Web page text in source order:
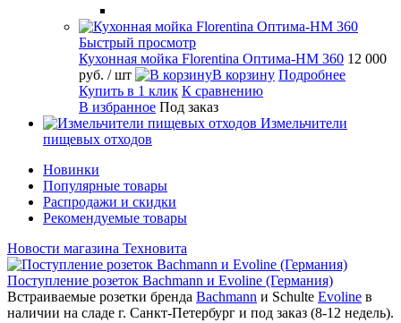
Быстрый просмотр
Кухонная мойка Florentina Оптима-HM 360 12 000
руб. / шт В корзину Подробнее
Купить в 1 клик К сравнению
В избранное Под заказ
Измельчители
пищевых отходов
Новинки
Популярные товары
Распродажи и скидки
Рекомендуемые товары
Новости магазина Техновита
Поступление розеток Bachmann и Evoline (Германия)
Встраиваемые розетки бренда Bachmann и Schulte Evoline в
наличии на сладе г. Санкт-Петербург и под заказ (8-12 недель).